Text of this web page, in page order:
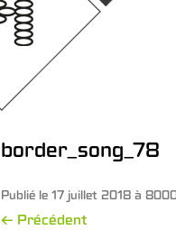
border_song_78
Publié le 17 juillet 2018 à
← Précédent